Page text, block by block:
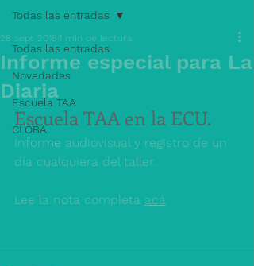
Todas las entradas
Novedades
Escuela TAA
CLOBA
Todas las entradas
Informe especial para La
Diaria
28 sept 2018 1 min de lectura
Escuela TAA en la ECU.
Informe audiovisual y registro de un
día cualquiera del taller.
Lee la nota completa acá